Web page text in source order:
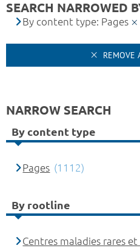
SEARCH NARROWED
By content type: Pages
REMOVE
NARROW SEARCH
By content type
Pages (1112)
By rootline
Centres maladies rares